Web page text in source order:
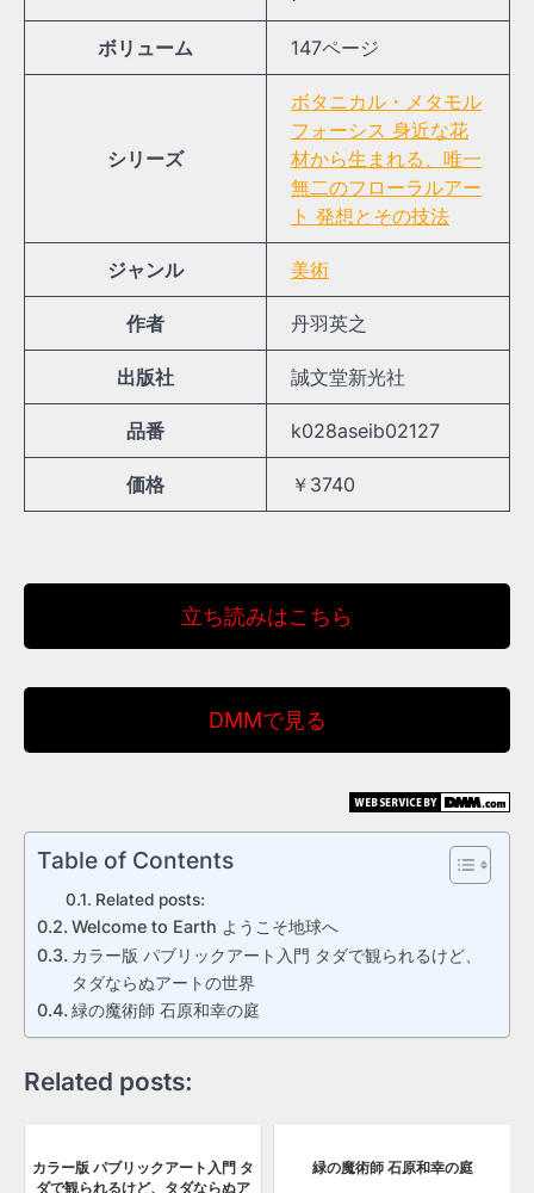
ボリューム 147ページ
シリーズ
ボタニカル・メタモル
フォーシス 身近な花
材から生まれる、唯一
無二のフローラルアー
ト 発想とその技法
ジャンル 美術
作者 丹羽英之
出版社 誠文堂新光社
品番 k028aseib02127
価格 ￥3740
立ち読みはこちら
DMMで見る
Table of Contents
Related posts:
Welcome to Earth ようこそ地球へ
カラー版 パブリックアート入門 タダで観られるけど、
タダならぬアートの世界
緑の魔術師 石原和幸の庭
Related posts:
カラー版 パブリックアート入門 タ
ダで観られるけど、タダならぬア
緑の魔術師 石原和幸の庭